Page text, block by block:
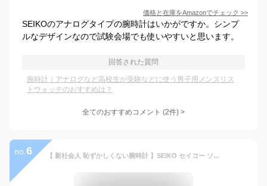
価格と在庫をAmazonでチェック >>
SEIKOのアナログタイプの腕時計はいかがですか。シンプ
ルなデザインなので試験会場でも使いやすいと思います。
回答された質問
腕時計｜アナログなど高校生が受験などに使う男子用メンズリス
トウォッチのおすすめは？
全てのおすすめコメント (2件) >
no. 6 【 新社会人 恥ずかしくない腕時計 】SEIKO セイコー ソーラー 電波 電波ソーラー ソーラー電波 腕時計 時計 ブランド メンズ 大人 かっこいい アナログ シンプル メタル メタルバンド シルバー 男性 男子 仕事 ビジネス 日付 カレンダー 社会人 プレゼント 記念日